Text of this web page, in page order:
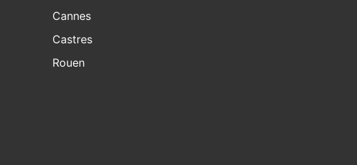
Cannes
Castres
Rouen